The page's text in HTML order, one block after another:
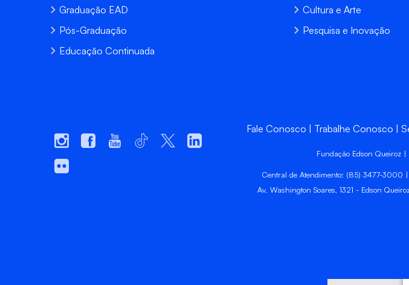
Graduação EAD
Pós-Graduação
Educação Continuada
Cultura e Arte
Pesquisa e Inovação
Fale Conosco Trabalhe Conosco
Fundação Edson Queiroz
Central de Atendimento: (85) 3477-
Av. Washington Soares, 1321 - Edson